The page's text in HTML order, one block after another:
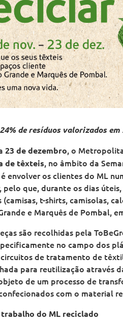
a
n
o
d
e
L
i
s
b
o
a
t
a
n
o
d
e
L
i
s
b
o
a
o
p
o
l
i
t
a
n
o
d
e
L
i
s
b
p
o
l
i
t
a
n
o
d
e
L
i
s
a
o
p
o
l
i
t
a
n
o
d
e
L
i
s
a
de resíduos valorizados
23 de dezembro, o
de têxteis, no âmbito da
envolver os clientes do ML
que, durante os dias
t-shirts, camisolas,
e Marquês de Pombal,
são recolhidas pela
no campo dos
de tratamento de
para reutilização através
de um processo de
com o material
do ML reciclado